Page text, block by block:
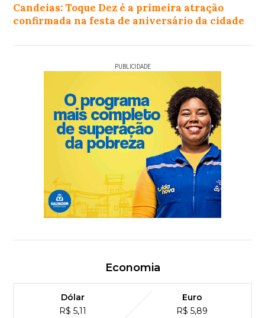
Candeias: Toque Dez é a primeira atração
confirmada na festa de aniversário da cidade
PUBLICIDADE
Economia
Dólar
R$ 5,11
Euro
R$ 5,89